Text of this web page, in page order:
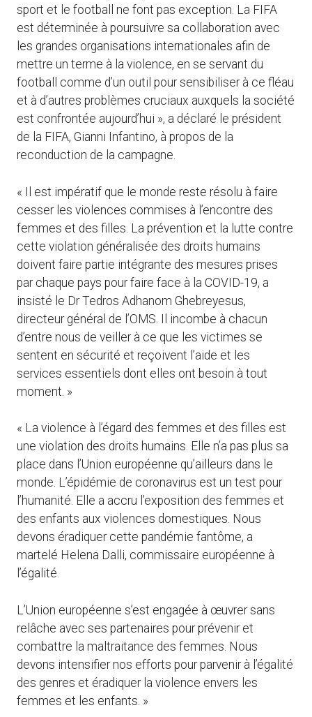
sport et le football ne font pas exception. La FIFA
est déterminée à poursuivre sa collaboration avec
les grandes organisations internationales afin de
mettre un terme à la violence, en se servant du
football comme d’un outil pour sensibiliser à ce fléau
et à d’autres problèmes cruciaux auxquels la société
est confrontée aujourd’hui », a déclaré le président
de la FIFA, Gianni Infantino, à propos de la
reconduction de la campagne.
« Il est impératif que le monde reste résolu à faire
cesser les violences commises à l’encontre des
femmes et des filles. La prévention et la lutte contre
cette violation généralisée des droits humains
doivent faire partie intégrante des mesures prises
par chaque pays pour faire face à la COVID-19, a
insisté le Dr Tedros Adhanom Ghebreyesus,
directeur général de l’OMS. Il incombe à chacun
d’entre nous de veiller à ce que les victimes se
sentent en sécurité et reçoivent l’aide et les
services essentiels dont elles ont besoin à tout
moment. »
« La violence à l’égard des femmes et des filles est
une violation des droits humains. Elle n’a pas plus sa
place dans l’Union européenne qu’ailleurs dans le
monde. L’épidémie de coronavirus est un test pour
l’humanité. Elle a accru l’exposition des femmes et
des enfants aux violences domestiques. Nous
devons éradiquer cette pandémie fantôme, a
martelé Helena Dalli, commissaire européenne à
l’égalité.
L’Union européenne s’est engagée à œuvrer sans
relâche avec ses partenaires pour prévenir et
combattre la maltraitance des femmes. Nous
devons intensifier nos efforts pour parvenir à l’égalité
des genres et éradiquer la violence envers les
femmes et les enfants. »